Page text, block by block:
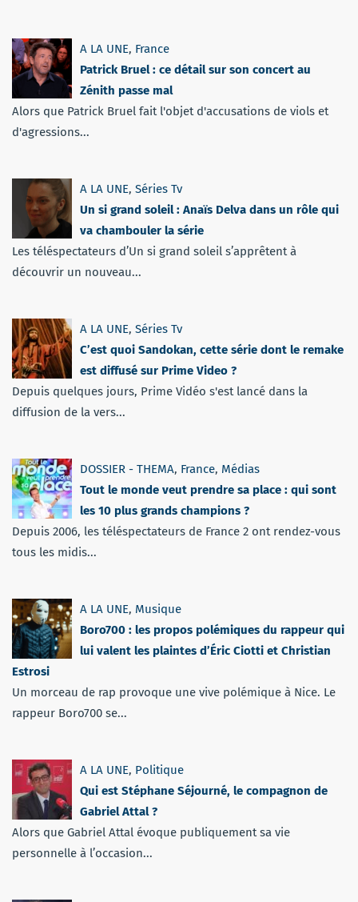
A LA UNE, France
Patrick Bruel : ce détail sur son concert au
Zénith passe mal
Alors que Patrick Bruel fait l'objet d'accusations de viols et
d'agressions...
A LA UNE, Séries Tv
Un si grand soleil : Anaïs Delva dans un rôle qui
va chambouler la série
Les téléspectateurs d’Un si grand soleil s’apprêtent à
découvrir un nouveau...
A LA UNE, Séries Tv
C’est quoi Sandokan, cette série dont le remake
est diffusé sur Prime Video ?
Depuis quelques jours, Prime Vidéo s'est lancé dans la
diffusion de la vers...
DOSSIER - THEMA, France, Médias
Tout le monde veut prendre sa place : qui sont
les 10 plus grands champions ?
Depuis 2006, les téléspectateurs de France 2 ont rendez-vous
tous les midis...
A LA UNE, Musique
Boro700 : les propos polémiques du rappeur qui
lui valent les plaintes d’Éric Ciotti et Christian
Estrosi
Un morceau de rap provoque une vive polémique à Nice. Le
rappeur Boro700 se...
A LA UNE, Politique
Qui est Stéphane Séjourné, le compagnon de
Gabriel Attal ?
Alors que Gabriel Attal évoque publiquement sa vie
personnelle à l’occasion...